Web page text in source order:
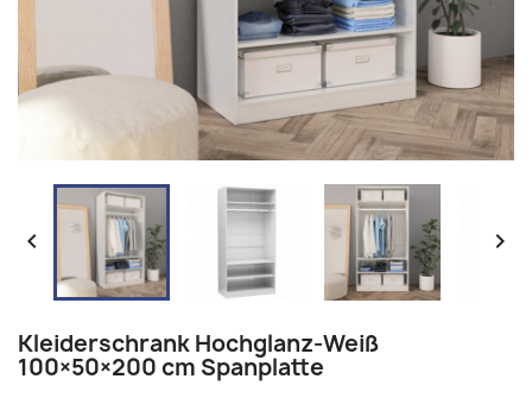
 
Kleiderschrank Hochglanz-Weiß
100×50×200 cm Spanplatte